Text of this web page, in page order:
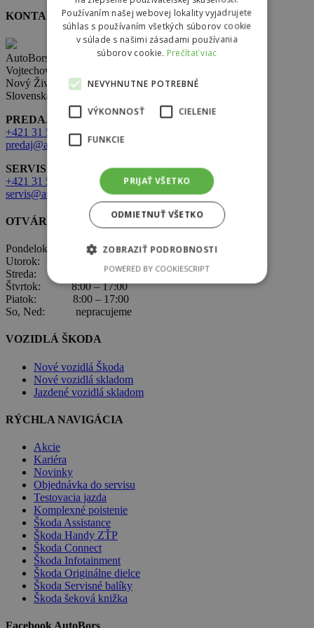
KONTAKT
AutoBors s.r.o.
Vojtechovce 321,
Nový Život 930 38
Slovenská republika
PREDAJ:
+421 31 569 2 502
predaj@autobors.sk
SERVIS:
+421 31 569 1 080
servis@autobors.sk
OTVÁRACIE HODINY
Pondelok: 8:00 – 17:00
Utorok: 8:00 – 17:00
Streda: 8:00 – 17:00
Štvrtok: 8:00 – 17:00
Piatok: 8:00 – 17:00
So, Ned: nepracujeme
VOZIDLÁ ŠKODA
Nové vozidlá Škoda
Nové vozidlá skladom
Jazdené vozidlá skladom
RÝCHLA NAVIGÁCIA
Akcie
Kariéra
Novinky
Objednávka do servisu
Testovacia jazda
Komplexné poistenie
Škoda Assistance
Škoda Handy ZŤP
Škoda Connect
Škoda Infotainment
Škoda Originálne dielce
Škoda Servisné balíky
Škoda šeková knižka
Používaním našej webovej lokality vyjadrujete
súhlas s používaním všetkých súborov cookie
v súlade s našimi zásadami používania
súborov cookie. Prečítať viac
NEVYHNUTNE POTREBNÉ
VÝKONNOSŤ CIELENIE
FUNKCIE
PRIJAŤ VŠETKO
ODMIETNUŤ VŠETKO
ZOBRAZIŤ PODROBNOSTI
POWERED BY COOKIESCRIPT